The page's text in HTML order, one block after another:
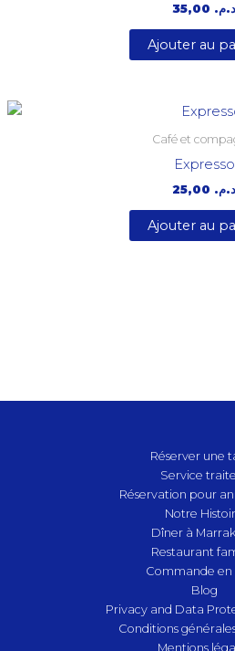
د.م.
Ajouter au
Café et
Expresso
د.م.
Ajouter au
Réserver une
Service
Réservation pour
Notre
Dîner à
Restaurant
Commande en
Blog
Privacy and Data
Conditions
Mentions